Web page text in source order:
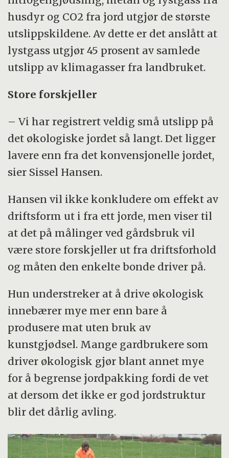
husdyr og CO2 fra jord utgjør de største
utslippskildene. Av dette er det anslått at
lystgass utgjør 45 prosent av samlede
utslipp av klimagasser fra landbruket.
Store forskjeller
– Vi har registrert veldig små utslipp på
det økologiske jordet så langt. Det ligger
lavere enn fra det konvensjonelle jordet,
sier Sissel Hansen.
Hansen vil ikke konkludere om effekt av
driftsform ut i fra ett jorde, men viser til
at det på målinger ved gårdsbruk vil
være store forskjeller ut fra driftsforhold
og måten den enkelte bonde driver på.
Hun understreker at å drive økologisk
innebærer mye mer enn bare å
produsere mat uten bruk av
kunstgjødsel. Mange gardbrukere som
driver økologisk gjør blant annet mye
for å begrense jordpakking fordi de vet
at dersom det ikke er god jordstruktur
blir det dårlig avling.